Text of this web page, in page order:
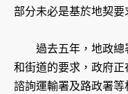
部分未必是基於地契要
過去五年，地政總
和街道的要求，政府
諮詢運輸署及路政署等